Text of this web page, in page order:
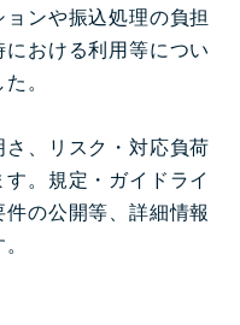
ンや振込処理の負担
おける利用等につい
。
、リスク・対応負荷
。規定・ガイドライ
の公開等、詳細情報